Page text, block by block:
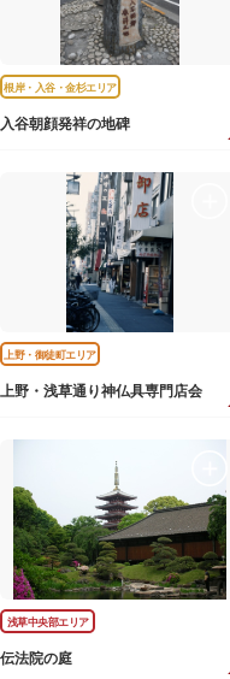
根岸・入谷・金杉エリア
入谷朝顔発祥の地碑
上野・御徒町エリア
上野・浅草通り神仏具専門店会
浅草中央部エリア
伝法院の庭